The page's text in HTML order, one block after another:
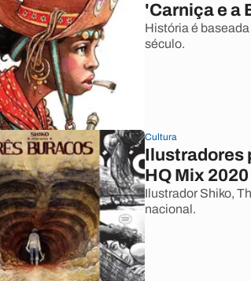
'Carniça e a
História é
século.
Cultura
Ilustradores
HQ Mix 2020
Ilustrador Shiko,
nacional.